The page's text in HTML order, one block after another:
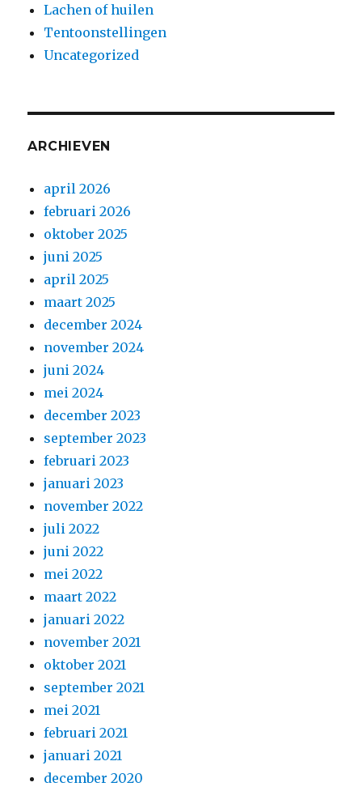
Lachen of huilen
Tentoonstellingen
Uncategorized
ARCHIEVEN
april 2026
februari 2026
oktober 2025
juni 2025
april 2025
maart 2025
december 2024
november 2024
juni 2024
mei 2024
december 2023
september 2023
februari 2023
januari 2023
november 2022
juli 2022
juni 2022
mei 2022
maart 2022
januari 2022
november 2021
oktober 2021
september 2021
mei 2021
februari 2021
januari 2021
december 2020